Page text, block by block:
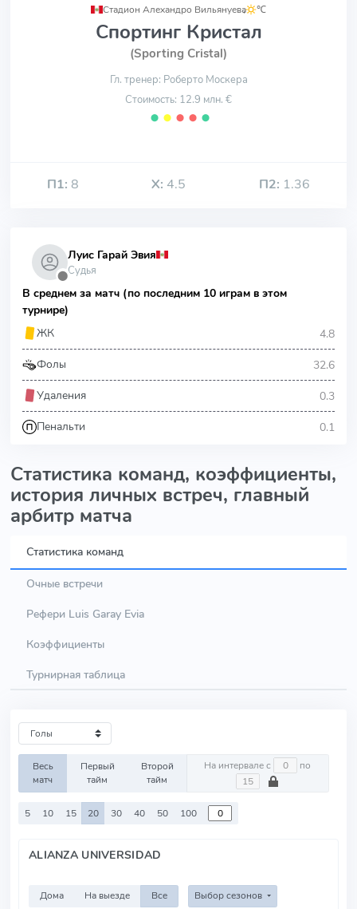
Стадион Алехандро Вильянуева
, ℃
Спортинг Кристал
(Sporting Cristal)
Гл. тренер: Роберто Москера
Стоимость: 12.9 млн. €
⬤ ⬤ ⬤ ⬤ ⬤
П1: 8 Х: 4.5 П2: 1.36
⬤
Луис Гарай Эвия
Судья
В среднем за матч (по последним 10 играм в этом
турнире)
ЖК
4.8
Фолы 32.6
Удаления 0.3
Пенальти 0.1
Статистика команд, коэффициенты,
история личных встреч, главный
арбитр матча
Статистика команд
Очные встречи
Рефери Luis Garay Evia
Коэффициенты
Турнирная таблица
Весь
матч
Первый
тайм
Второй
тайм
На интервале с по
5 10 15 20 30 40 50 100
ALIANZA UNIVERSIDAD
Дома На выезде Все Выбор сезонов